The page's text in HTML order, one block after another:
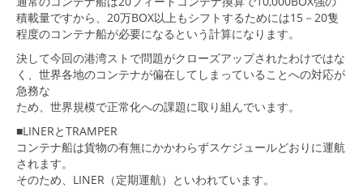
積載量ですから、20万BOX以上もシフトするためには15－20隻
程度のコンテナ船が必要になるという計算になります。
決して今回の港湾ストで問題がクローズアップされたわけではな
く、世界各地のコンテナが偏在してしまっていることへの対応が
急務な
ため、世界規模で正常化への課題に取り組んでいます。
■LINERとTRAMPER
コンテナ船は貨物の有無にかかわらずスケジュールどおりに運航
されます。
そのため、LINER（定期運航）といわれています。